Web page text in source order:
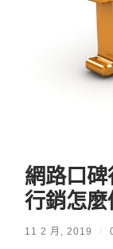
網路口
行銷怎麼
11 2 月, 2019 /